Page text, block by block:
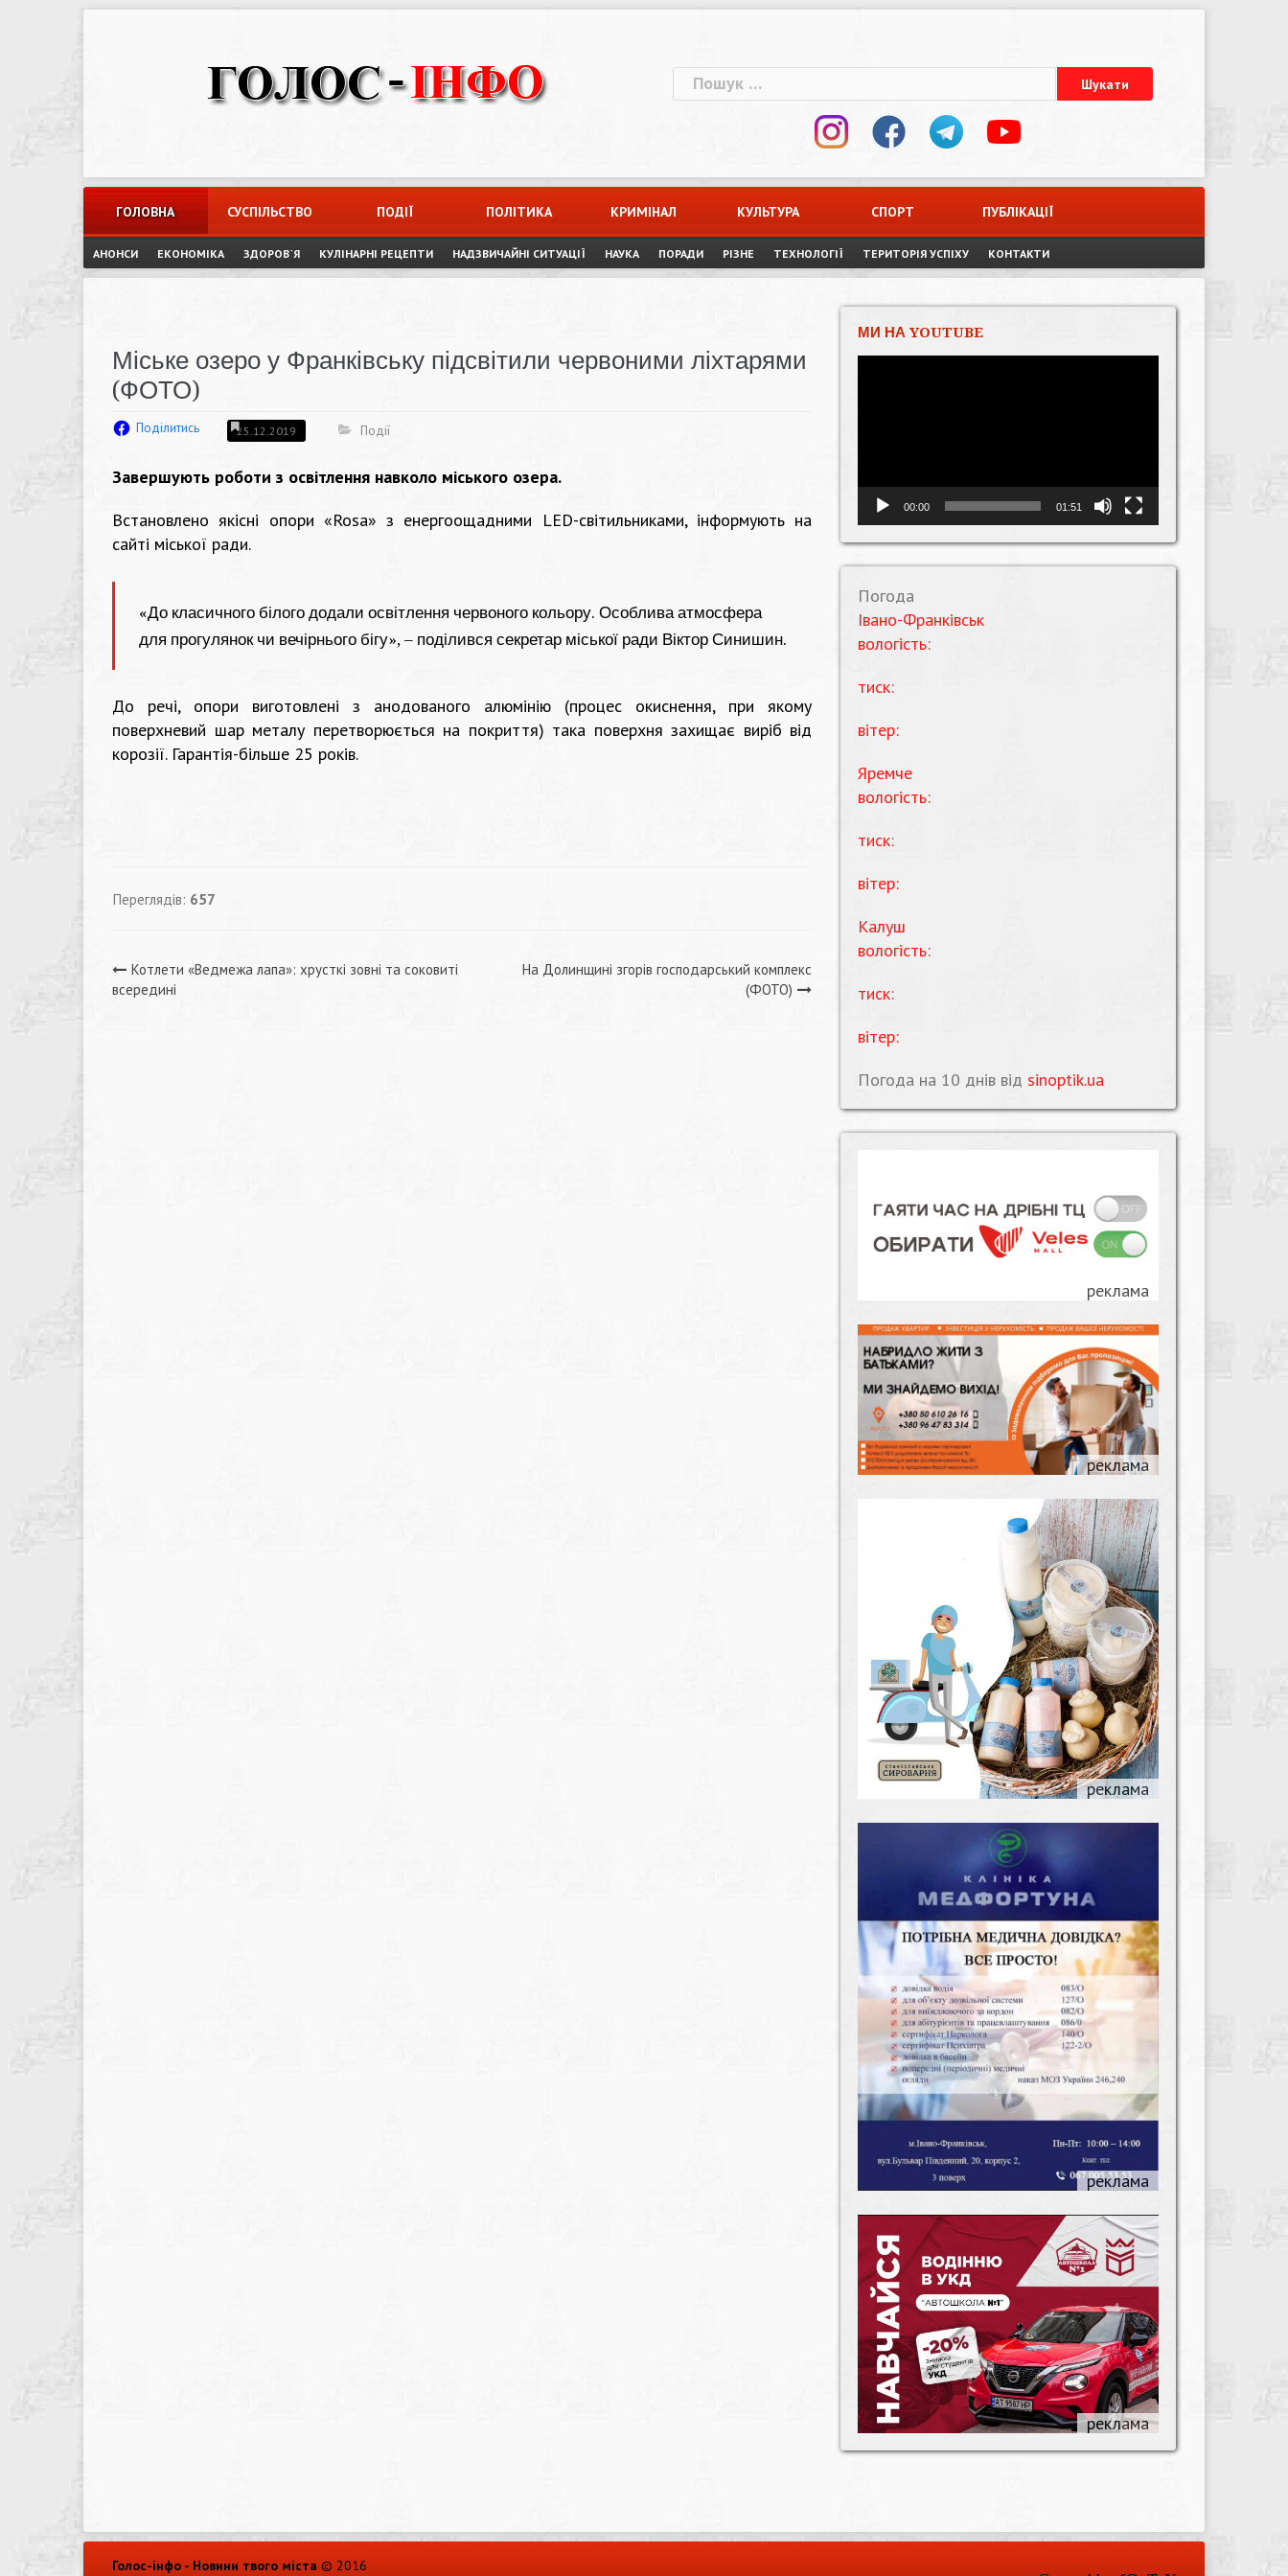
Пошук:
ГОЛОВНА СУСПІЛЬСТВО ПОДІЇ ПОЛІТИКА КРИМІНАЛ КУЛЬТУРА СПОРТ ПУБЛІКАЦІЇ
АНОНСИ ЕКОНОМІКА ЗДОРОВ`Я КУЛІНАРНІ РЕЦЕПТИ НАДЗВИЧАЙНІ СИТУАЦІЇ НАУКА ПОРАДИ РІЗНЕ ТЕХНОЛОГІЇ ТЕРИТОРІЯ УСПІХУ КОНТАКТИ
Міське озеро у Франківську підсвітили червоними ліхтарями
(ФОТО)
Поділитись 25.12.2019 Події
Завершують роботи з освітлення навколо міського озера.
Встановлено якісні опори «Rosа» з енергоощадними LED-світильниками, інформують на
сайті міської ради.
«До класичного білого додали освітлення червоного кольору. Особлива атмосфера
для прогулянок чи вечірнього бігу», – поділився секретар міської ради Віктор Синишин.
До речі, опори виготовлені з анодованого алюмінію (процес окиснення, при якому
поверхневий шар металу перетворюється на покриття) така поверхня захищає виріб від
корозії. Гарантія-більше 25 років.
Переглядів: 657
Навігація
Котлети «Ведмежа лапа»: хрусткі зовні та соковиті
всередині
На Долинщині згорів господарський комплекс
(ФОТО)
МИ НА YOUTUBE
00:00 01:51
Погода
Івано-Франківськ
вологість:
тиск:
вітер:
Яремче
вологість:
тиск:
вітер:
Калуш
вологість:
тиск:
вітер:
Погода на 10 днів від sinoptik.ua
Голос-інфо - Новини твого міста © 2016